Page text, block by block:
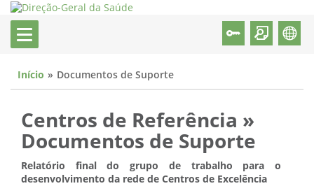
Início Documentos de Suporte
Centros de Referência »
Documentos de Suporte
Relatório final do grupo de trabalho para o
desenvolvimento da rede de Centros de Excelência